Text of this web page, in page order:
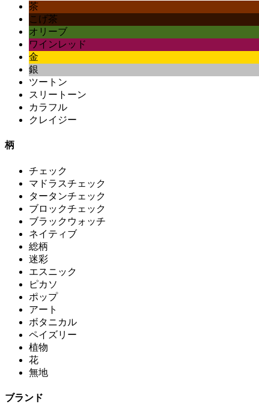
茶
こげ茶
オリーブ
ワインレッド
金
銀
ツートン
スリートーン
カラフル
クレイジー
柄
チェック
マドラスチェック
タータンチェック
ブロックチェック
ブラックウォッチ
ネイティブ
総柄
迷彩
エスニック
ピカソ
ポップ
アート
ボタニカル
ペイズリー
植物
花
無地
ブランド